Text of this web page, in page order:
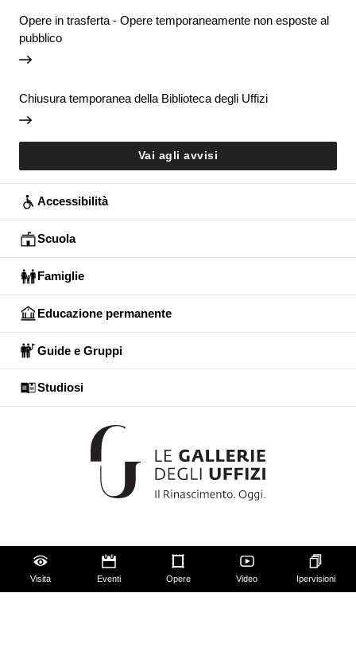
Visita Eventi Opere Video Ipervisioni
Opere in trasferta - Opere temporaneamente non esposte al
pubblico
Chiusura temporanea della Biblioteca degli Uffizi
Vai agli avvisi
Accessibilità
Scuola
Famiglie
Educazione permanente
Guide e Gruppi
Studiosi
Gli Uffizi
Palazzo Pitti
Giardino di Boboli